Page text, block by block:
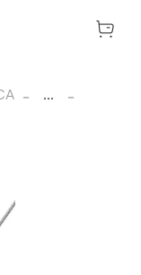
...